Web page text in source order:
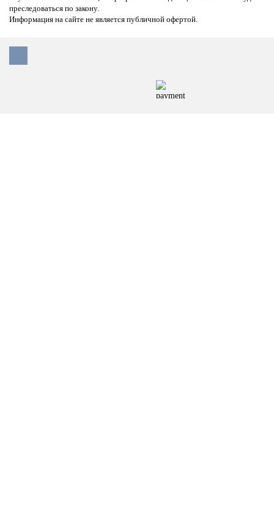
преследоваться по закону.
Информация на сайте не является публичной офертой.